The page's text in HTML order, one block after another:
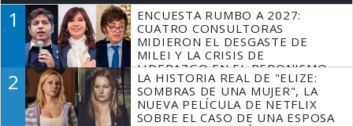
1
ENCUESTA RUMBO A 2027:
CUATRO CONSULTORAS
MIDIERON EL DESGASTE DE
MILEI Y LA CRISIS DE
LIDERAZGO EN EL PERONISMO
2
LA HISTORIA REAL DE "ELIZE:
SOMBRAS DE UNA MUJER", LA
NUEVA PELÍCULA DE NETFLIX
SOBRE EL CASO DE UNA ESPOSA